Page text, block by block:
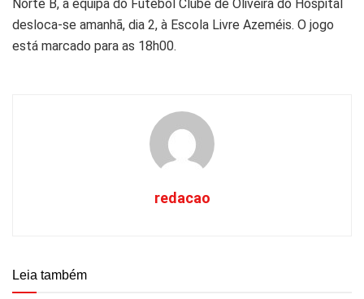
Norte B, a equipa do Futebol Clube de Oliveira do Hospital
desloca-se amanhã, dia 2, à Escola Livre Azeméis. O jogo
está marcado para as 18h00.
redacao
Leia também